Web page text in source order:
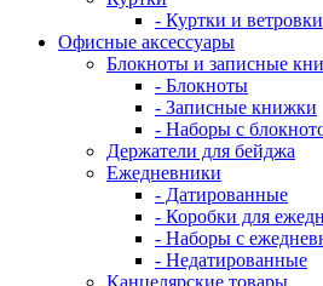
- Куртки и ветровки
Офисные аксессуары
Блокноты и записные
- Блокноты
- Записные книжки
- Наборы с
Держатели для бейджа
Ежедневники
- Датированные
- Коробки для
- Наборы с
- Недатированные
Канцелярские товары